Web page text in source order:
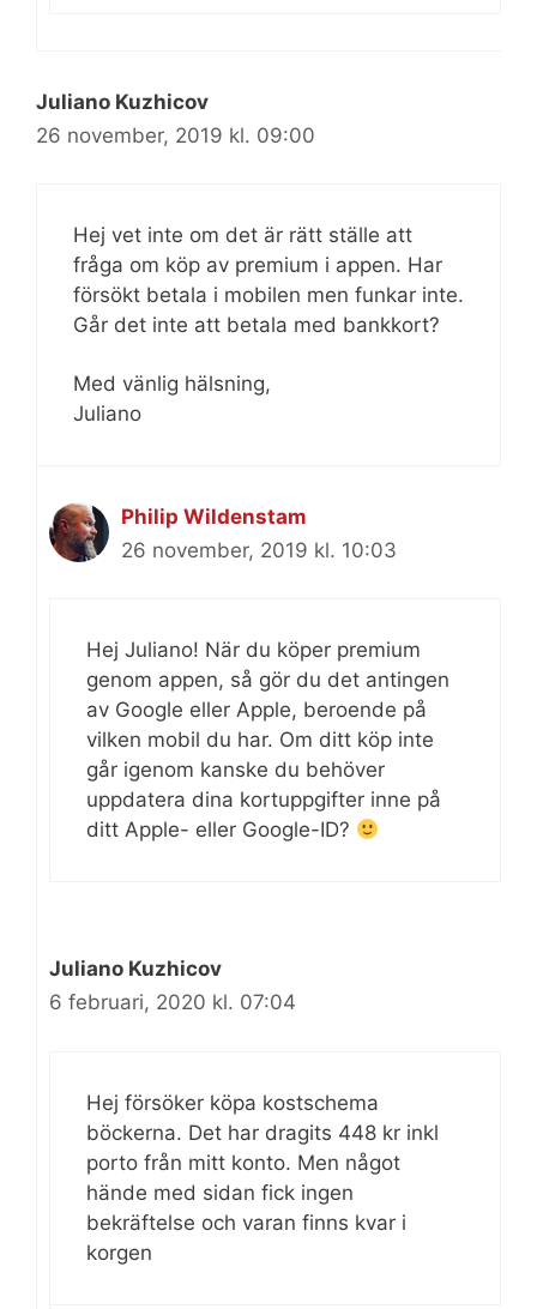
Juliano Kuzhicov
26 november, 2019 kl. 09:00
Hej vet inte om det är rätt ställe att
fråga om köp av premium i appen. Har
försökt betala i mobilen men funkar inte.
Går det inte att betala med bankkort?
Med vänlig hälsning,
Juliano
Philip Wildenstam
26 november, 2019 kl. 10:03
Hej Juliano! När du köper premium
genom appen, så gör du det antingen
av Google eller Apple, beroende på
vilken mobil du har. Om ditt köp inte
går igenom kanske du behöver
uppdatera dina kortuppgifter inne på
ditt Apple- eller Google-ID?
Juliano Kuzhicov
6 februari, 2020 kl. 07:04
Hej försöker köpa kostschema
böckerna. Det har dragits 448 kr inkl
porto från mitt konto. Men något
hände med sidan fick ingen
bekräftelse och varan finns kvar i
korgen